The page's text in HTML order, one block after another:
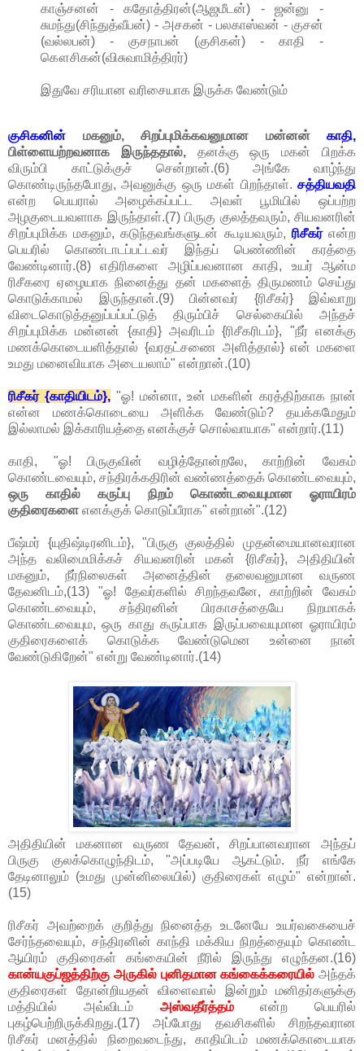
காஞ்சனன் - கதோத்திரன்(ஆஜமீடன்) - ஜன்னு -
சுமந்து(சிந்துத்வீபன்) - அசகன் - பலகாஸ்வன் - குசன்
(வல்லபன்) - குசநாபன் (குசிகன்) - காதி -
கௌசிகன்(விசுவாமித்திரர்)
இதுவே சரியான வரிசையாக இருக்க வேண்டும்
குசிகனின் மகனும், சிறப்புமிக்கவனுமான மன்னன் காதி,
பிள்ளையற்றவனாக இருந்ததால்,தனக்கு ஒரு மகன் பிறக்க
விரும்பி காட்டுக்குச் சென்றான்.(6) அங்கே வாழ்ந்து
கொண்டிருந்தபோது, அவனுக்கு ஒரு மகள் பிறந்தாள். சத்தியவதி
என்ற பெயரால் அழைக்கப்பட்ட அவள் பூமியில் ஒப்பற்ற
அழகுடையவளாக இருந்தாள்.(7) பிருகு குலத்தவரும், சியவனரின்
சிறப்புமிக்க மகனும், கடுந்தவங்களுடன் கூடியவரும், ரிசீகர்என்ற
பெயரில் கொண்டாடப்பட்டவர் இந்தப் பெண்ணின் கரத்தை
வேண்டினார்.(8) எதிரிகளை அழிப்பவனான காதி, உயர் ஆன்ம
ரிசீகரை ஏழையாக நினைத்து தன் மகளைத் திருமணம் செய்து
கொடுக்காமல் இருந்தான்.(9) பின்னவர் {ரிசீகர்} இவ்வாறு
விடைகொடுத்தனுப்பப்பட்டுத் திரும்பிச் செல்கையில் அந்தச்
சிறப்புமிக்க மன்னன் {காதி} அவரிடம் {ரிசீகரிடம்}, "நீர் எனக்கு
மணக்கொடையளித்தால் {வரதட்சணை அளித்தால்} என் மகளை
உமது மனைவியாக அடையலாம்" என்றான்.(10)
ரிசீகர் {காதியிடம்}, "ஓ! மன்னா, உன் மகளின் கரத்திற்காக நான்
என்ன மணக்கொடையை அளிக்க வேண்டும்? தயக்கமேதும்
இல்லாமல் இக்காரியத்தை எனக்குச் சொல்வாயாக" என்றார்.(11)
காதி, "ஓ! பிருகுவின் வழித்தோன்றலே, காற்றின் வேகம்
கொண்டவையும், சந்திரக்கதிரின் வண்ணத்தைக் கொண்டவையும்,
ஒரு காதில் கருப்பு நிறம் கொண்டவையுமான ஓராயிரம்
குதிரைகளை எனக்குக் கொடுப்பீராக" என்றான்".(12)
பீஷ்மர் {யுதிஷ்டிரனிடம்}, "பிருகு குலத்தில் முதன்மையானவரான
அந்த வலிமைமிக்கச் சியவனரின் மகன் {ரிசீகர்}, அதிதியின்
மகனும், நீர்நிலைகள் அனைத்தின் தலைவனுமான வருண
தேவனிடம்,(13) "ஓ! தேவர்களில் சிறந்தவனே, காற்றின் வேகம்
கொண்டவையும், சந்திரனின் பிரகாசத்தையே நிறமாகக்
கொண்டவையும, ஒரு காது கருப்பாக இருப்பவையுமான ஓராயிரம்
குதிரைகளைக் கொடுக்க வேண்டுமென உன்னை நான்
வேண்டுகிறேன்" என்று வேண்டினார்.(14)
அதிதியின் மகனான வருண தேவன், சிறப்பானவரான அந்தப்
பிருகு குலக்கொழுந்திடம், "அப்படியே ஆகட்டும். நீர் எங்கே
தேடினாலும் (உமது முன்னிலையில்) குதிரைகள் எழும்" என்றான்.
(15)
ரிசீகர் அவற்றைக் குறித்து நினைத்த உடனேயே உயர்வகையைச்
சேர்ந்தவையும், சந்திரனின் காந்தி மக்கிய நிறத்தையும் கொண்ட
ஆயிரம் குதிரைகள் கங்கையின் நீரில் இருந்து எழுந்தன.(16)
கான்யகுப்ஜத்திற்கு அருகில் புனிதமான கங்கைக்கரையில் அந்தக்
குதிரைகள் தோன்றியதன் விளைவால் இன்றும் மனிதர்களுக்கு
மத்தியில் அவ்விடம் அஸ்வதீர்த்தம்என்ற பெயரில்
புகழ்பெற்றிருக்கிறது.(17) அப்போது தவசிகளில் சிறந்தவரான
ரிசீகர் மனத்தில் நிறைவடைந்து, காதியிடம் மணக்கொடையாக